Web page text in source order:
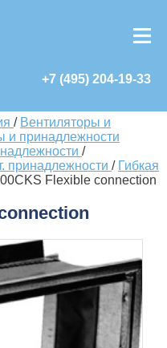
+7 (495) 204-19-33
/ Вентиляторы и
и принадлежности
/
принадлежности / Гибкая
Flexible connection